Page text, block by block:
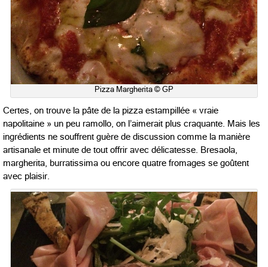
Pizza Margherita © GP
Certes, on trouve la pâte de la pizza estampillée « vraie
napolitaine » un peu ramollo, on l’aimerait plus craquante. Mais les
ingrédients ne souffrent guère de discussion comme la manière
artisanale et minute de tout offrir avec délicatesse. Bresaola,
margherita, burratissima ou encore quatre fromages se goûtent
avec plaisir.